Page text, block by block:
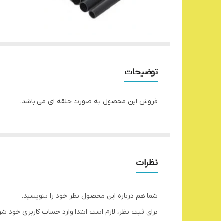
توضیحات
فروش این محصول به صورت حلقه ای می باشد.
نظرات
شما هم درباره این محصول نظر خود را بنویسید.
برای ثبت نظر، لازم است ابتدا وارد حساب کاربری خود